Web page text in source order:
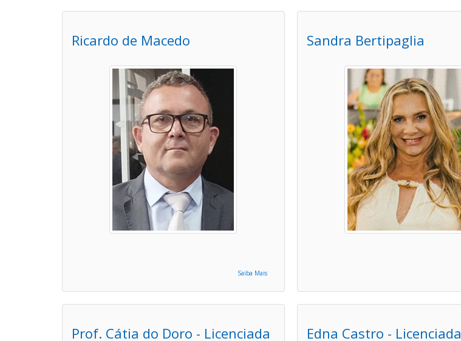
Ricardo de Macedo
Saiba Mais
Sandra Bertipaglia
Prof. Cátia do Doro - Licenciada Edna Castro - Licenciada